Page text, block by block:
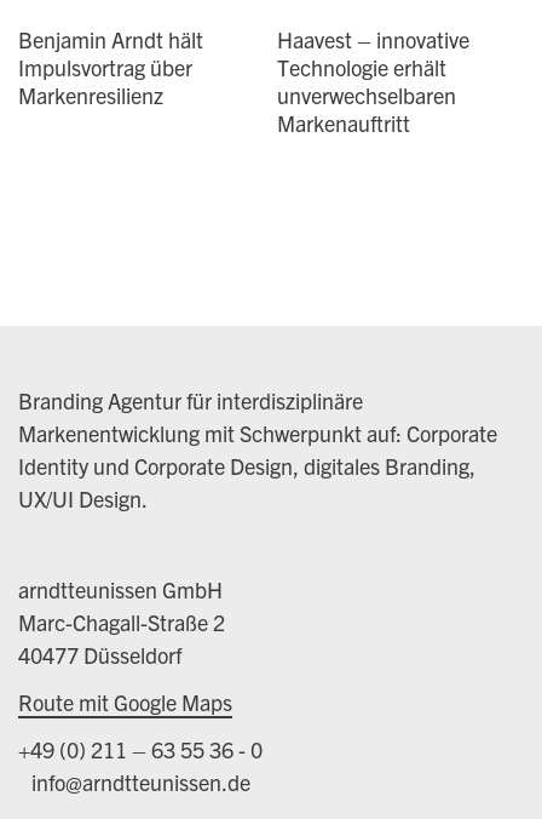
Benjamin Arndt hält
Impulsvortrag über
Markenresilienz
Haavest – innovative
Technologie erhält
unverwechselbaren
Markenauftritt
Branding Agentur für interdisziplinäre
Markenentwicklung mit Schwerpunkt auf: Corporate
Identity und Corporate Design, digitales Branding,
UX/UI Design.
arndtteunissen GmbH
Marc-Chagall-Straße 2
40477 Düsseldorf
Route mit Google Maps
+49 (0) 211 – 63 55 36 - 0
info@arndtteunissen.de